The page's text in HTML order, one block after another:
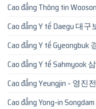
Cao đẳng Thông tin
Cao đẳng Y tế Daegu 대
Cao đẳng Y tế
Cao đẳng Y tế Sahmyook
Cao đẳng Yeungjin – 영진
Cao đẳng Yong-in